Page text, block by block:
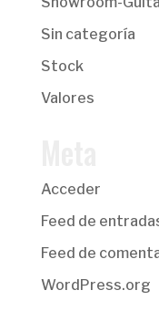
Sin categoría
Stock
Valores
Acceder
Feed de
Feed de
WordPress.org